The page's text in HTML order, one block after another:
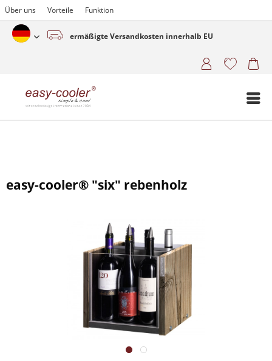
Über uns Vorteile Funktion
Deutsch (www.easy-cooler.com)
ermäßigte Versandkosten innerhalb EU
easy-cooler® "six" rebenholz